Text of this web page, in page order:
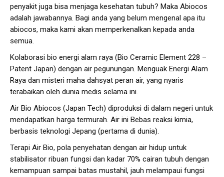
penyakit juga bisa menjaga kesehatan tubuh? Maka Abiocos
adalah jawabannya. Bagi anda yang belum mengenal apa itu
abiocos, maka kami akan memperkenalkan kepada anda
semua.
Kolaborasi bio energi alam raya (Bio Ceramic Element 228 –
Patent Japan) dengan air pegunungan. Menguak Energi Alam
Raya dan misteri maha dahsyat peran air, yang nyaris
terabaikan oleh dunia medis selama ini.
Air Bio Abiocos (Japan Tech) diproduksi di dalam negeri untuk
mendapatkan harga termurah. Air ini Bebas reaksi kimia,
berbasis teknologi Jepang (pertama di dunia).
Terapi Air Bio, pola penyehatan dengan air hidup untuk
stabilisator ribuan fungsi dan kadar 70% cairan tubuh dengan
kemampuan sampai batas mustahil, jauh melampaui fungsi